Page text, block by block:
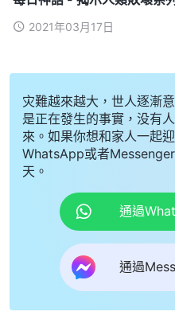
2021年03月17日
灾難越來越大，世人逐漸
是正在發生的事實，没有
來。如果你想和家人一起
WhatsApp或者
天。
通過
通過